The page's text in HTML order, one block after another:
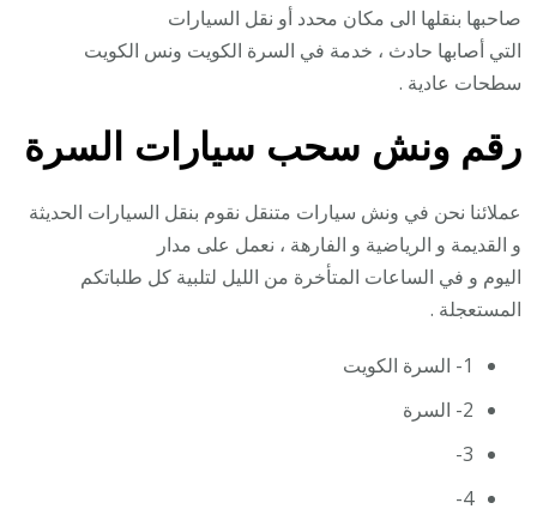
صاحبها بنقلها الى مكان محدد أو نقل السيارات
التي أصابها حادث ، خدمة في السرة الكويت ونس الكويت
سطحات عادية .
رقمونش سحب سيارات السرة
عملائنا نحن في ونش سيارات متنقل نقوم بنقل السيارات الحديثة
و القديمة و الرياضية و الفارهة ، نعمل على مدار
اليوم و في الساعات المتأخرة من الليل لتلبية كل طلباتكم
المستعجلة .
1- السرة الكويت
2- السرة
3-
4-